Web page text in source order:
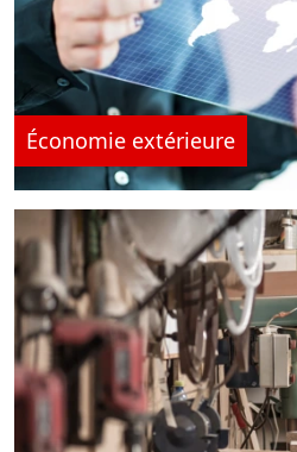
Économie extérieure